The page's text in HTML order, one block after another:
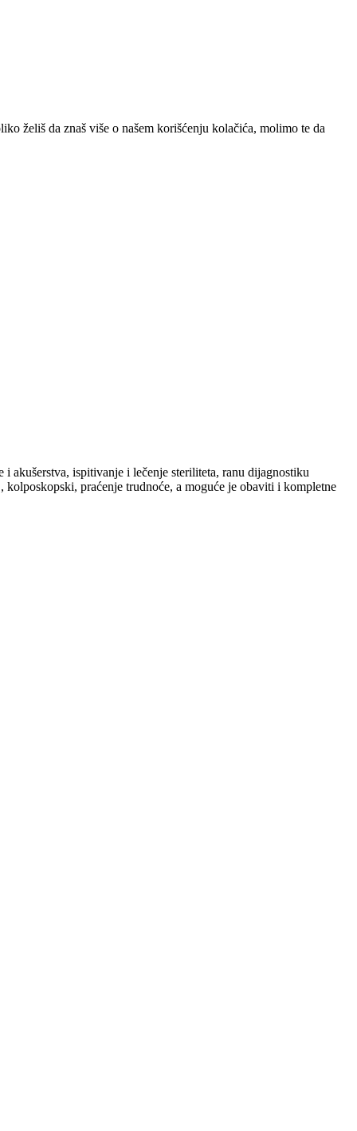
želiš da znaš više o našem korišćenju kolačića, molimo te da
akušerstva, ispitivanje i lečenje steriliteta, ranu dijagnostiku
praćenje trudnoće, a moguće je obaviti i kompletne